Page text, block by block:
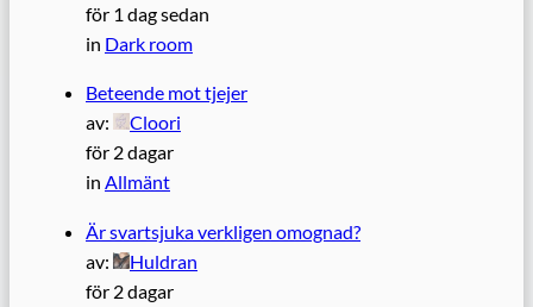
för 1 dag sedan
in Dark room
Beteende mot tjejer
av:
Cloori
för 2 dagar
in Allmänt
Är svartsjuka verkligen omognad?
av:
Huldran
för 2 dagar